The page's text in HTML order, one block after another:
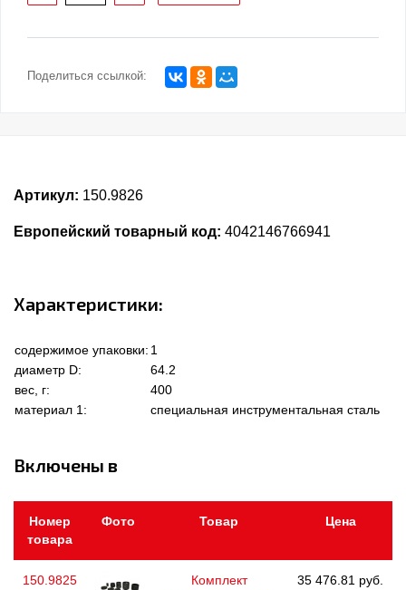
Поделиться ссылкой:
Артикул: 150.9826
Европейский товарный код: 4042146766941
Характеристики:
содержимое упаковки: 1
диаметр D:
64.2
вес, г:
400
материал 1:
специальная инструментальная сталь
Включены в
Номер
товара
Фото Товар Цена
150.9825
Комплект
35 476.81 руб.